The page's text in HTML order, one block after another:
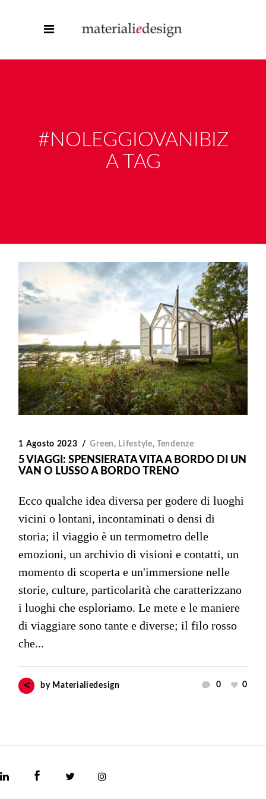
#NOLEGGIOVANIBIZ
A TAG
1 Agosto 2023 Green, Lifestyle, Tendenze
5 VIAGGI: SPENSIERATA VITA A BORDO DI UN
VAN O LUSSO A BORDO TRENO
Ecco qualche idea diversa per godere di luoghi
vicini o lontani, incontaminati o densi di
storia; il viaggio è un termometro delle
emozioni, un archivio di visioni e contatti, un
momento di scoperta e un'immersione nelle
storie, culture, particolarità che caratterizzano
i luoghi che esploriamo. Le mete e le maniere
di viaggiare sono tante e diverse; il filo rosso
che...
by Materialiedesign 0 0